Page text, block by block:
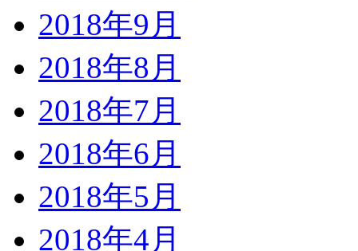
2018年9月
2018年8月
2018年7月
2018年6月
2018年5月
2018年4月